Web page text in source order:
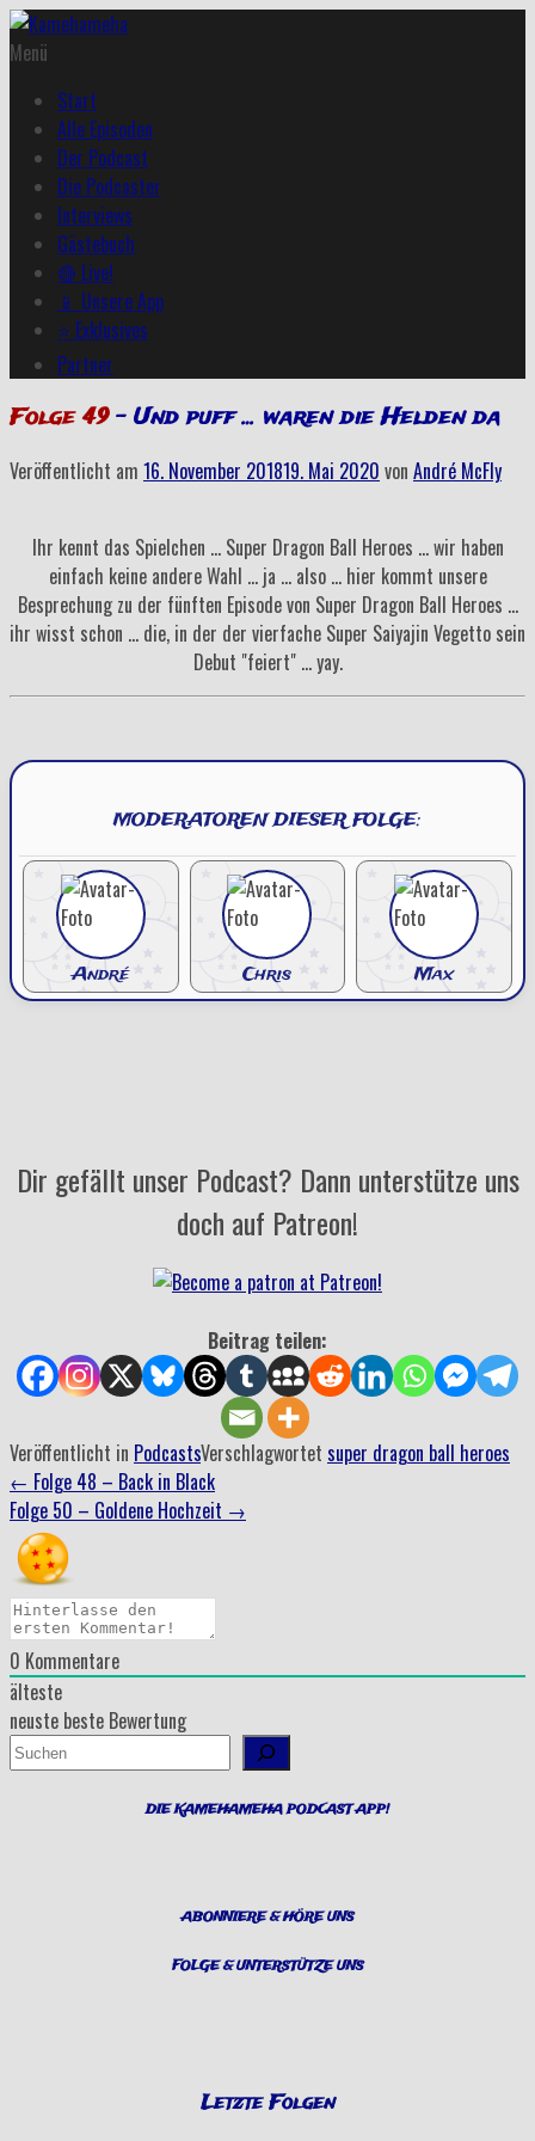
Menü
Start
Alle Episoden
Der Podcast
Die Podcaster
Interviews
Gästebuch
🔴 Live!
📱 Unsere App
⭐ Exklusives
Partner
Folge 49– Und puff … waren die Helden da
Veröffentlicht am 16. November 201819. Mai 2020 von André McFly
Ihr kennt das Spielchen ... Super Dragon Ball Heroes ... wir haben
einfach keine andere Wahl ... ja ... also ... hier kommt unsere
Besprechung zu der fünften Episode von Super Dragon Ball Heroes ...
ihr wisst schon ... die, in der der vierfache Super Saiyajin Vegetto sein
Debut "feiert" ... yay.
MODERATOREN DIESER FOLGE:
André Chris Max
Dir gefällt unser Podcast? Dann unterstütze uns
doch auf Patreon!
Beitrag teilen:
Veröffentlicht in PodcastsVerschlagwortet super dragon ball heroes
Beitrag
Navigation
← Folge 48 – Back in Black
Folge 50 – Goldene Hochzeit →
0 Kommentare
älteste
neuste beste Bewertung
Suchen
DIE KAMEHAMEHA PODCAST APP!
ABONNIERE & HÖRE UNS
FOLGE & UNTERSTÜTZE UNS
Letzte Folgen